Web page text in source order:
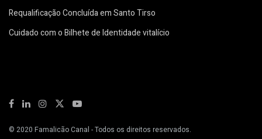
Requalificação Concluída em Santo Tirso
Cuidado com o Bilhete de Identidade vitalício
© 2020 Famalicão Canal - Todos os direitos reservados.